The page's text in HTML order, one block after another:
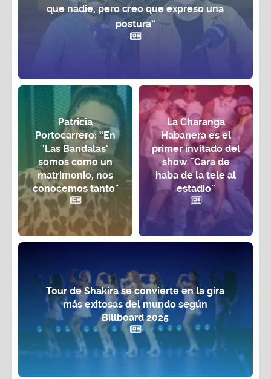
que nadie, pero creo que expreso una
postura”
Patricia
Portocarrero: “En
'Las Bandalas'
somos como un
matrimonio, nos
conocemos tanto"
La Charanga
Habanera es el
primer invitado del
show ¨Cara de
haba de la tele al
estadio¨
Tour de Shakira se convierte en la gira
más exitosas del mundo según
Billboard 2025